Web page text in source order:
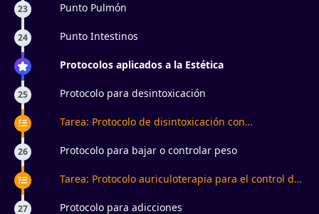
23 Punto Pulmón
24 Punto Intestinos
Protocolos aplicados a la Estética
25 Protocolo para desintoxicación
Tarea: Protocolo de disintoxicación con
26 Protocolo para bajar o controlar peso
Tarea: Protocolo auriculoterapia para el control de
27 Protocolo para adicciones